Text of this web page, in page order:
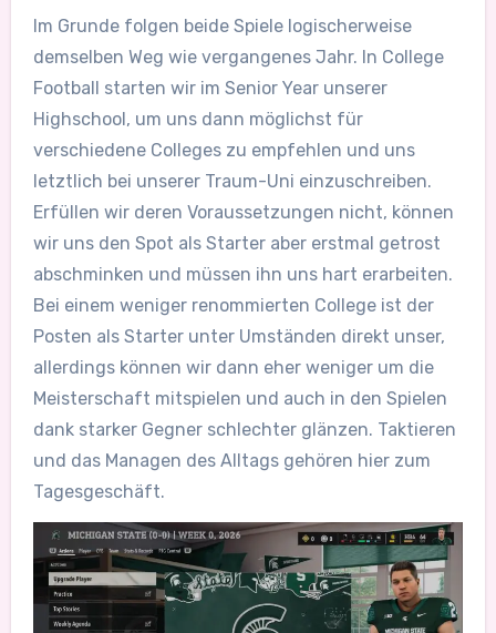
Im Grunde folgen beide Spiele logischerweise
demselben Weg wie vergangenes Jahr. In College
Football starten wir im Senior Year unserer
Highschool, um uns dann möglichst für
verschiedene Colleges zu empfehlen und uns
letztlich bei unserer Traum-Uni einzuschreiben.
Erfüllen wir deren Voraussetzungen nicht, können
wir uns den Spot als Starter aber erstmal getrost
abschminken und müssen ihn uns hart erarbeiten.
Bei einem weniger renommierten College ist der
Posten als Starter unter Umständen direkt unser,
allerdings können wir dann eher weniger um die
Meisterschaft mitspielen und auch in den Spielen
dank starker Gegner schlechter glänzen. Taktieren
und das Managen des Alltags gehören hier zum
Tagesgeschäft.